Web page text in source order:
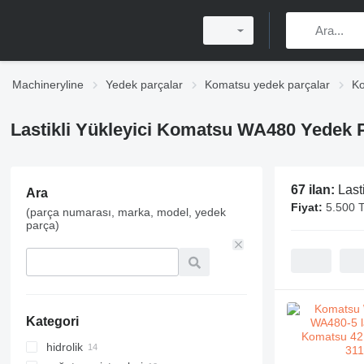
Machineryline Yedek parçalar Komatsu yedek parçalar
Lastikli Yükleyici Komatsu WA480 Yedek
Ara
(parça numarası, marka, model, yedek
parça)
Kategori
hidrolik
67 ilan:
Fiyat: 5.500